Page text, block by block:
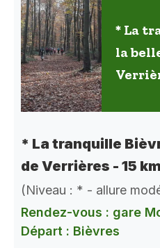
* La
la
* La tranquille
de Verrières - 15 km
(Niveau : * - allure
Rendez-vous : gare
Départ : Bièvres